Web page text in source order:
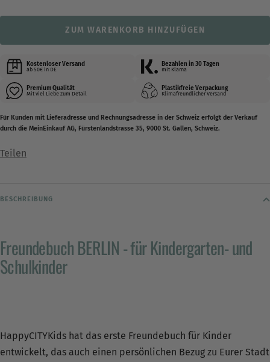
ZUM WARENKORB HINZUFÜGEN
Kostenloser Versand
ab 50€ in DE
Bezahlen in 30 Tagen
mit Klarna
Premium Qualität
Mit viel Liebe zum Detail
Plastikfreie Verpackung
Klimafreundlicher Versand
Für Kunden mit Lieferadresse und Rechnungsadresse in der Schweiz erfolgt der Verkauf
durch die MeinEinkauf AG, Fürstenlandstrasse 35, 9000 St. Gallen, Schweiz.
Teilen
BESCHREIBUNG
Freundebuch BERLIN - für Kindergarten- und
Schulkinder
HappyCITYKids hat das erste Freundebuch für Kinder
entwickelt, das auch einen persönlichen Bezug zu Eurer Stadt